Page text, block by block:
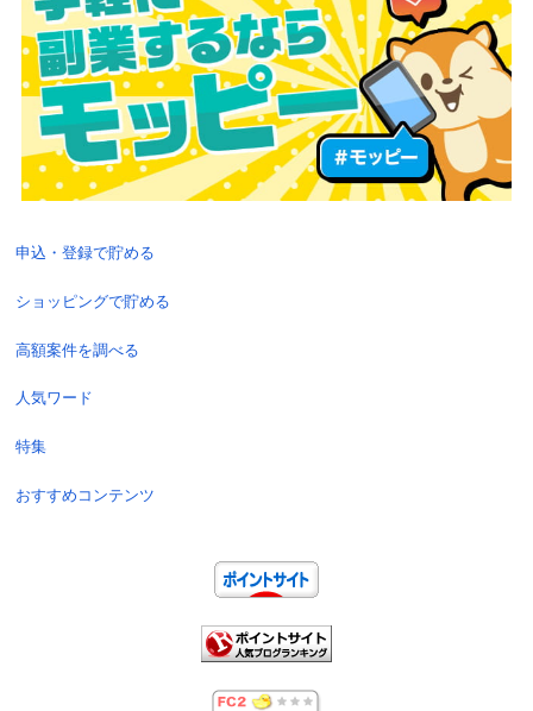
申込・登録で貯める
ショッピングで貯める
高額案件を調べる
人気ワード
特集
おすすめコンテンツ